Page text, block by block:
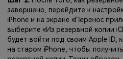
завершено, перейдите к
iPhone и на экране «Перенос
выберите «Из резервной копии
будет войти под своим Apple ID,
на старом iPhone, чтобы